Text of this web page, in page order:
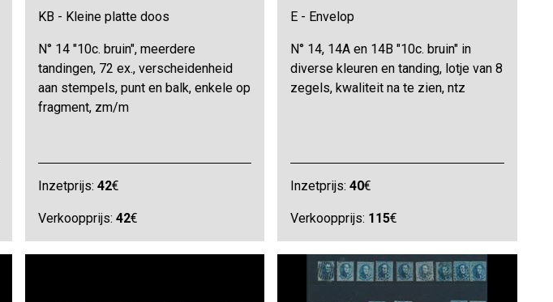
KB - Kleine platte doos
N° 14 "10c. bruin", meerdere
tandingen, 72 ex., verscheidenheid
aan stempels, punt en balk, enkele op
fragment, zm/m
Inzetprijs: 42€
Verkoopprijs: 42€
E - Envelop
N° 14, 14A en 14B "10c. bruin" in
diverse kleuren en tanding, lotje van 8
zegels, kwaliteit na te zien, ntz
Inzetprijs:40€
Verkoopprijs: 115€